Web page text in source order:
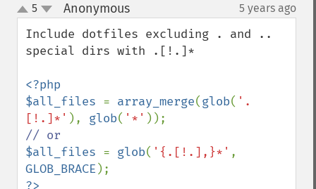
up
down
5 Anonymous¶ 5 years ago
Include dotfiles excluding . and ..
special dirs with .[!.]*
<?php
$all_files = array_merge(glob( '.
[!.]*' ), glob( '*'
$all_files = glob( '{.[!.],}*'
GLOB_BRACE
?>